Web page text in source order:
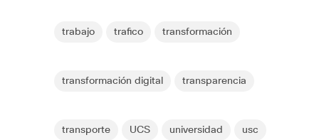
trabajo trafico transformación
transformación digital transparencia
transporte UCS universidad usc